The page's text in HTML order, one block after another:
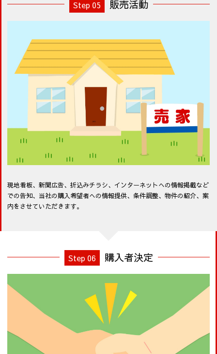
Step 05 販売活動
現地看板、新聞広告、折込みチラシ、インターネットへの情報掲載など
での告知、当社の購入希望者への情報提供、条件調整、物件の紹介、案
内をさせていただきます。
Step 06 購入者決定